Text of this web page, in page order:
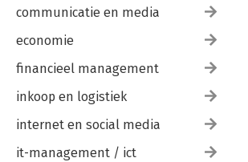
communicatie en media
economie
financieel management
inkoop en logistiek
internet en social media
it-management / ict